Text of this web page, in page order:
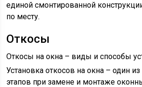
единой смонтированной
по месту.
Откосы
Откосы на окна – виды и способы
Установка откосов на окна – один
этапов при замене и монтаже